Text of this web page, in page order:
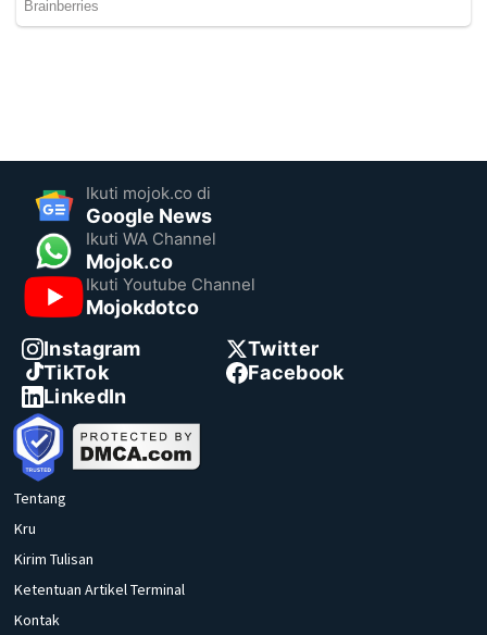
Ikuti mojok.co di
Google News
Ikuti WA Channel
Mojok.co
Ikuti Youtube Channel
Mojokdotco
Instagram
Twitter
TikTok
Facebook
LinkedIn
Tentang
Kru
Kirim Tulisan
Ketentuan Artikel Terminal
Kontak